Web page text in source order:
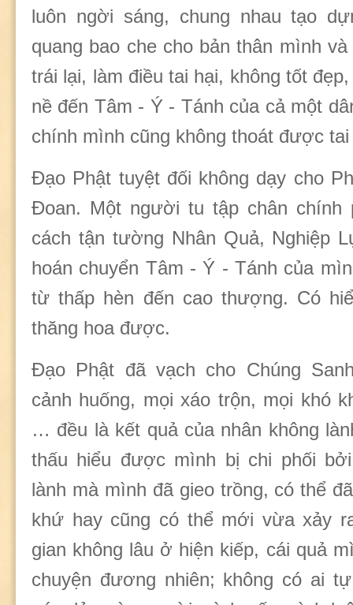
luôn ngời sáng, chung nhau tạo
quang bao che cho bản thân mình
trái lại, làm điều tai hại, không tốt
nề đến Tâm - Ý - Tánh của cả một
chính mình cũng không thoát được
Đạo Phật tuyệt đối không dạy cho
Đoan. Một người tu tập chân chính
cách tận tường Nhân Quả, Nghiệp
hoán chuyển Tâm - Ý - Tánh của
từ thấp hèn đến cao thượng. Có
thăng hoa được.
Đạo Phật đã vạch cho Chúng
cảnh huống, mọi xáo trộn, mọi khó
… đều là kết quả của nhân không
thấu hiểu được mình bị chi phối
lành mà mình đã gieo trồng, có thể
khứ hay cũng có thể mới vừa xảy
gian không lâu ở hiện kiếp, cái quả
chuyện đương nhiên; không có ai